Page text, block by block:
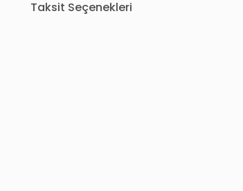
Taksit Seçenekleri